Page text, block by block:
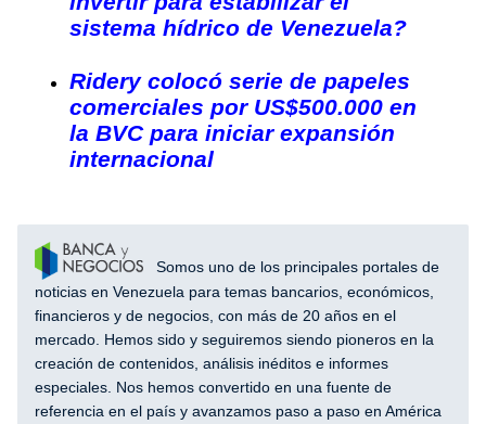
sistema hídrico de Venezuela?
Ridery colocó serie de papeles
comerciales por US$500.000 en
la BVC para iniciar expansión
internacional
Somos uno de los principales portales de
noticias en Venezuela para temas bancarios, económicos,
financieros y de negocios, con más de 20 años en el
mercado. Hemos sido y seguiremos siendo pioneros en la
creación de contenidos, análisis inéditos e informes
especiales. Nos hemos convertido en una fuente de
referencia en el país y avanzamos paso a paso en América